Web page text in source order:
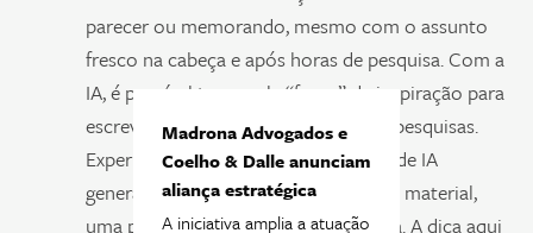
parecer ou memorando, mesmo com o assunto
fresco na cabeça e após horas de pesquisa. Com a
IA, é possível ter aquela “força” de inspiração para
escrever as análises e resultados das pesquisas.
Experimente pedir a uma ferramenta de IA
generativa, com base em um tema ou material,
uma proposta de modelo de pesquisa. A dica aqui
Madrona Advogados e
Coelho & Dalle anunciam
aliança estratégica
A iniciativa amplia a atuação